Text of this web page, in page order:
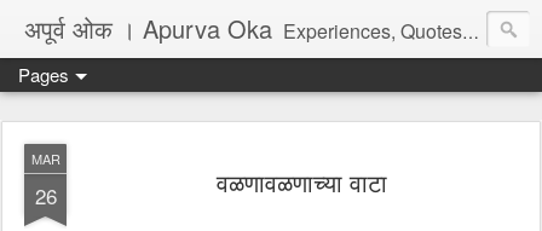
अपूर्व ओक । Apurva Oka Experiences, Quotes, One Liners, Articles, Stories, Travelogues, Poetry, and a lot of random thoughts and emotions. English, Marathi and the language of heart.
Pages
MAR
26 वळणावळणाच्या वाटा